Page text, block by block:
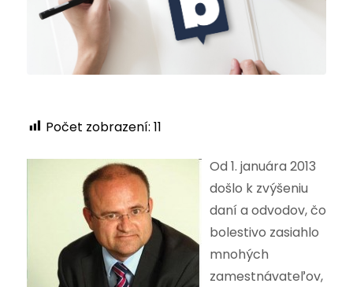
Počet zobrazení: 11
Od 1. januára 2013
došlo k zvýšeniu
daní a odvodov, čo
bolestivo zasiahlo
mnohých
zamestnávateľov,